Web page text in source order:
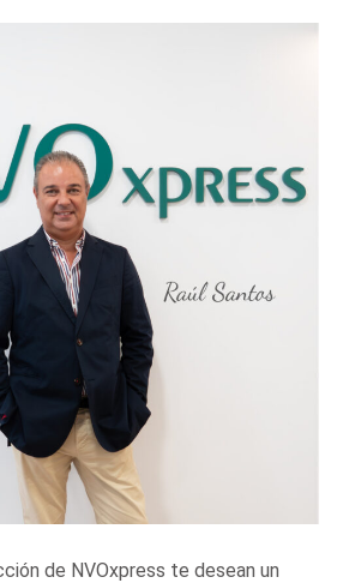
de NVOxpress te desean un